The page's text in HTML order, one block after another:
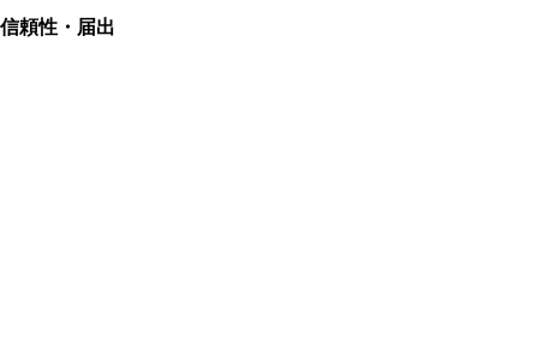
信頼性・届出